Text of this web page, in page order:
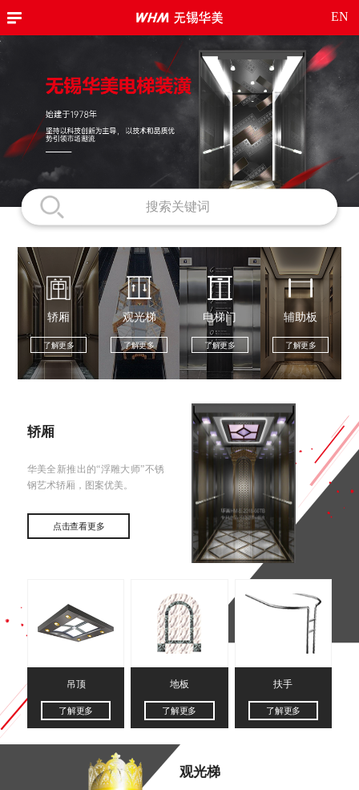
EN
轿厢
了解更多
观光梯
了解更多
电梯门
了解更多
辅助板
了解更多
轿厢
华美全新推出的“浮雕大师”不锈
钢艺术轿厢，图案优美。
点击查看更多
吊顶
了解更多
地板
了解更多
扶手
了解更多
观光梯